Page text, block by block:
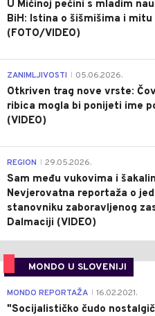
U Mićinoj pećini s mladim
BiH: Istina o šišmišima i mitu
(FOTO/VIDEO)
ZANIMLJIVOSTI 05.06.2026.
Otkriven trag nove vrste:
ribica mogla bi ponijeti ime
(VIDEO)
REGION 29.05.2026.
Sam među vukovima i
Nevjerovatna reportaža o
stanovniku zaboravljenog
Dalmaciji (VIDEO)
MONDO U SLOVENIJI
MONDO REPORTAŽA 16.02.2021.
"Socijalističko čudo